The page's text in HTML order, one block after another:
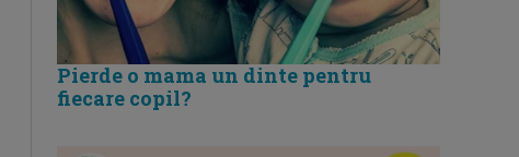
Pierde o mama un dinte pentru
fiecare copil?